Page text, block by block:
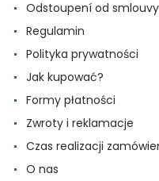
Odstoupení od smlouvy
Regulamin
Polityka prywatności
Jak kupować?
Formy płatności
Zwroty i reklamacje
Czas realizacji
O nas